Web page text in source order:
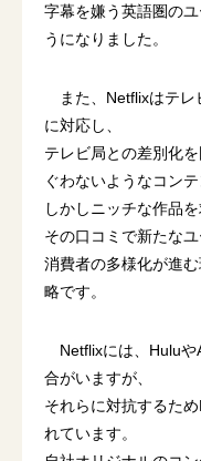
字幕を嫌う英語圏の
うになりました。
また、Netflixはテ
に対応し、
テレビ局との差別化
ぐわないようなコン
しかしニッチな作品
その口コミで新たな
消費者の多様化が進
略です。
Netflixには、Hulu
合がいますが、
それらに対抗するた
れています。